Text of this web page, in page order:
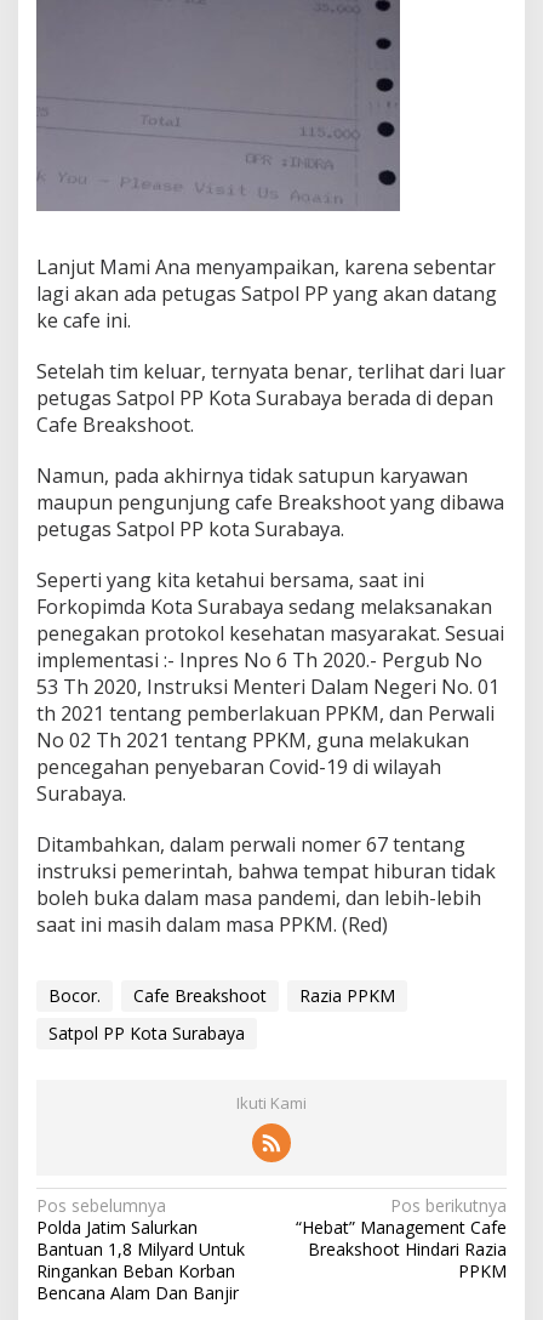
Lanjut Mami Ana menyampaikan, karena sebentar
lagi akan ada petugas Satpol PP yang akan datang
ke cafe ini.
Setelah tim keluar, ternyata benar, terlihat dari luar
petugas Satpol PP Kota Surabaya berada di depan
Cafe Breakshoot.
Namun, pada akhirnya tidak satupun karyawan
maupun pengunjung cafe Breakshoot yang dibawa
petugas Satpol PP kota Surabaya.
Seperti yang kita ketahui bersama, saat ini
Forkopimda Kota Surabaya sedang melaksanakan
penegakan protokol kesehatan masyarakat. Sesuai
implementasi :- Inpres No 6 Th 2020.- Pergub No
53 Th 2020, Instruksi Menteri Dalam Negeri No. 01
th 2021 tentang pemberlakuan PPKM, dan Perwali
No 02 Th 2021 tentang PPKM, guna melakukan
pencegahan penyebaran Covid-19 di wilayah
Surabaya.
Ditambahkan, dalam perwali nomer 67 tentang
instruksi pemerintah, bahwa tempat hiburan tidak
boleh buka dalam masa pandemi, dan lebih-lebih
saat ini masih dalam masa PPKM. (Red)
Bocor. Cafe Breakshoot
Razia PPKM
Satpol PP Kota Surabaya
Ikuti Kami
N
a
v
Pos sebelumnya
Polda Jatim Salurkan
Bantuan 1,8 Milyard Untuk
Ringankan Beban Korban
Bencana Alam Dan Banjir
Pos berikutnya
“Hebat” Management Cafe
Breakshoot Hindari Razia
PPKM